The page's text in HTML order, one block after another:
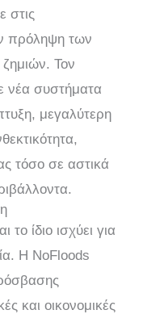
στις
πρόληψη των
Τον
νέα συστήματα
μεγαλύτερη
τόσο σε αστικά
το ίδιο ισχύει για
Η NoFloods
και οικονομικές